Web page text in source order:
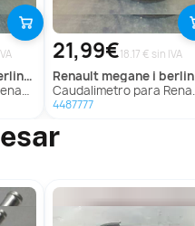
(ba0)
(Ba0)
21,99€18.17 € sin IVA
renault megane i berlina hatchback (ba0)
Caudalimetro para Renault Megane I Berlina Hatchback (Ba0)
4487777